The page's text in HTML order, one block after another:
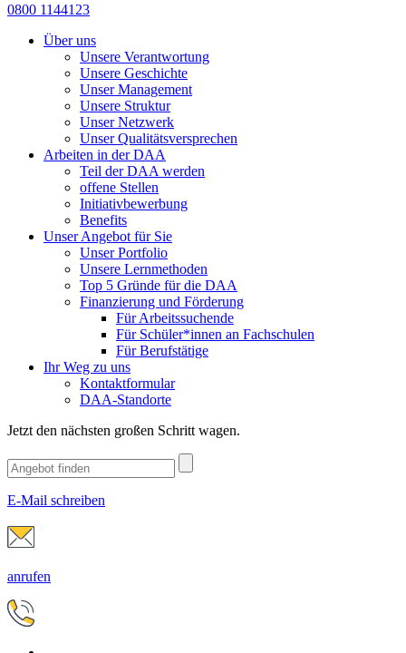
0800 1144123
Über uns
Unsere Verantwortung
Unsere Geschichte
Unser Management
Unsere Struktur
Unser Netzwerk
Unser Qualitätsversprechen
Arbeiten in der DAA
Teil der DAA werden
offene Stellen
Initiativbewerbung
Benefits
Unser Angebot für Sie
Unser Portfolio
Unsere Lernmethoden
Top 5 Gründe für die DAA
Finanzierung und Förderung
Für Arbeitssuchende
Für Schüler*innen an Fachschulen
Für Berufstätige
Ihr Weg zu uns
Kontaktformular
DAA-Standorte
Jetzt den nächsten großen Schritt wagen.
E-Mail schreiben
anrufen